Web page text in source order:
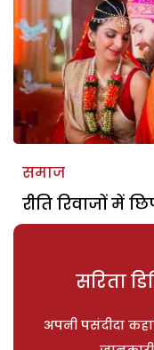
समाज
रीति रिवाजों में
सरिता
अपनी पसंदीदा